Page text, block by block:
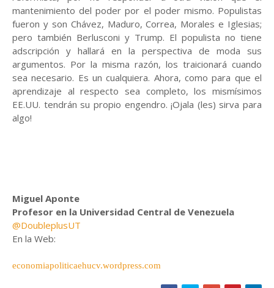
mantenimiento del poder por el poder mismo. Populistas
fueron y son Chávez, Maduro, Correa, Morales e Iglesias;
pero también Berlusconi y Trump. El populista no tiene
adscripción y hallará en la perspectiva de moda sus
argumentos. Por la misma razón, los traicionará cuando
sea necesario. Es un cualquiera. Ahora, como para que el
aprendizaje al respecto sea completo, los mismísimos
EE.UU. tendrán su propio engendro. ¡Ojala (les) sirva para
algo!
Miguel Aponte
Profesor en la Universidad Central de Venezuela
@DoubleplusUT
En la Web:
economiapoliticaehucv.wordpress.com